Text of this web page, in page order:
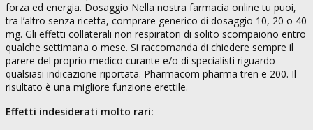
forza ed energia. Dosaggio Nella nostra farmacia online tu puoi,
tra l’altro senza ricetta, comprare generico di dosaggio 10, 20 o 40
mg. Gli effetti collaterali non respiratori di solito scompaiono entro
qualche settimana o mese. Si raccomanda di chiedere sempre il
parere del proprio medico curante e/o di specialisti riguardo
qualsiasi indicazione riportata. Pharmacom pharma tren e 200. Il
risultato è una migliore funzione erettile.
Effetti indesiderati molto rari: